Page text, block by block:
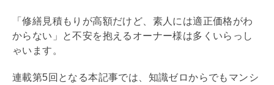
「修繕見積もりが高額だけど、素人には適正価格がわ
からない」と不安を抱えるオーナー様は多くいらっし
ゃいます。
連載第5回となる本記事では、知識ゼロからでもマンシ